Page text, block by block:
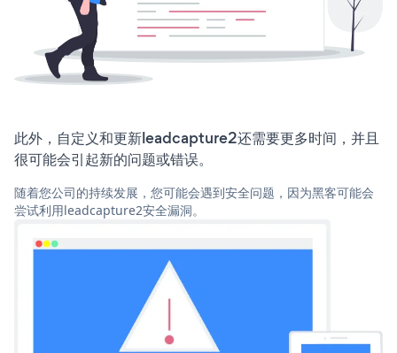
此外，自定义和更新leadcapture2还需要更多时间，并且
很可能会引起新的问题或错误。
随着您公司的持续发展，您可能会遇到安全问题，因为黑客可能会
尝试利用leadcapture2安全漏洞。